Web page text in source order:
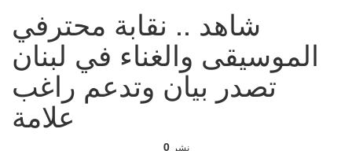
شاهد .. نقابة محترفي
الموسيقى والغناء في لبنان
تصدر بيان وتدعم راغب
علامة
0 نشر